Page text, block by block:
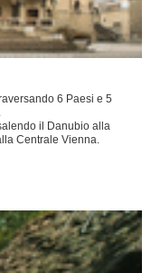
6 Paesi e 5
il Danubio alla
Centrale Vienna.